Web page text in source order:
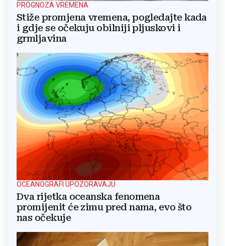
PROGNOZA VREMENA
Stiže promjena vremena, pogledajte kada
i gdje se očekuju obilniji pljuskovi i
grmljavina
OCEANOGRAFI UPOZORAVAJU
Dva rijetka oceanska fenomena
promijenit će zimu pred nama, evo što
nas očekuje